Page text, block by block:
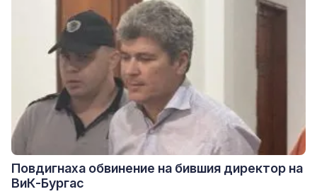
Повдигнаха обвинение на бившия директор на
ВиК-Бургас